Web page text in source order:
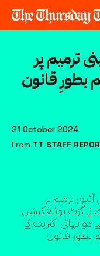
آئینی ترمیم پر
بطورِ قانون
21 October 2024
From TT STAFF
علی زرداری نے 26ویں آئینی ترمیم پر
نے گزٹ نوٹیفکیشن
تہائی اکثریت کے
آئینی ترمیم بطور قانون